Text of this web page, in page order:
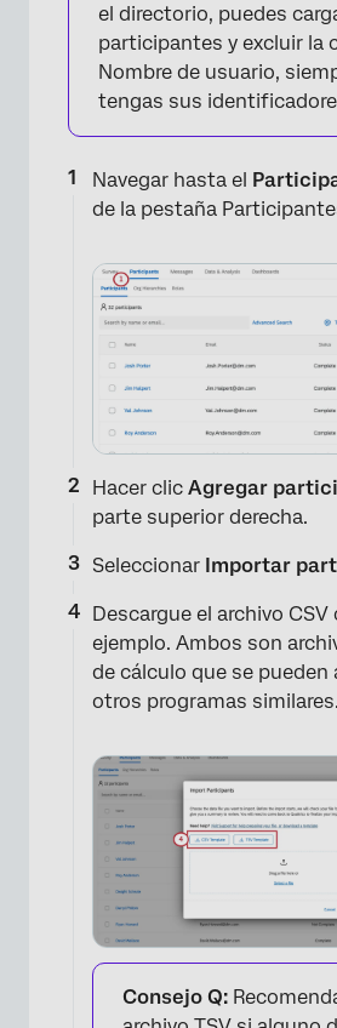
el directorio, puedes
participantes y excluir la
Nombre de usuario,
tengas sus
Navegar hasta el
de la pestaña
Hacer clic Agregar
parte superior derecha.
Seleccionar Importar
Descargue el archivo CSV
ejemplo. Ambos son
de cálculo que se pueden
otros programas similares.
Consejo Q: